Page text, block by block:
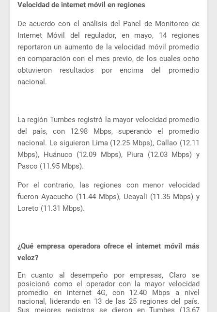
Velocidad de internet móvil en regiones
De acuerdo con el análisis del Panel de Monitoreo de
Internet Móvil del regulador, en mayo, 14 regiones
reportaron un aumento de la velocidad móvil promedio
en comparación con el mes previo, de los cuales ocho
obtuvieron resultados por encima del promedio
nacional.
La región Tumbes registró la mayor velocidad promedio
del país, con 12.98 Mbps, superando el promedio
nacional. Le siguieron Lima (12.25 Mbps), Callao (12.11
Mbps), Huánuco (12.09 Mbps), Piura (12.03 Mbps) y
Pasco (11.95 Mbps).
Por el contrario, las regiones con menor velocidad
fueron Ayacucho (11.44 Mbps), Ucayali (11.35 Mbps) y
Loreto (11.31 Mbps).
¿Qué empresa operadora ofrece el internet móvil más
veloz?
En cuanto al desempeño por empresas, Claro se
posicionó como el operador con la mayor velocidad
promedio en internet 4G, con 12.40 Mbps a nivel
nacional, liderando en 13 de las 25 regiones del país.
Sus mejores registros se dieron en Tumbes (13.67